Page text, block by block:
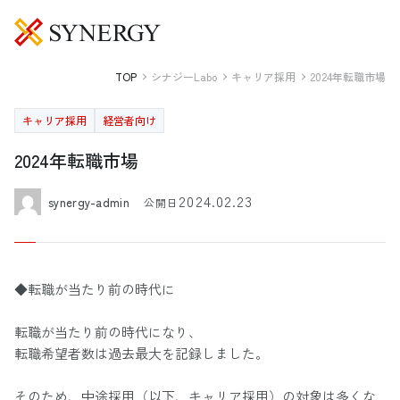
TOP シナジーLabo キャリア採用 2024年転職市場
キャリア採用 経営者向け
2024年転職市場
synergy-admin 公開日 2024.02.23
◆転職が当たり前の時代に
転職が当たり前の時代になり、
転職希望者数は過去最大を記録しました。
そのため、中途採用（以下、キャリア採用）の対象は多くな